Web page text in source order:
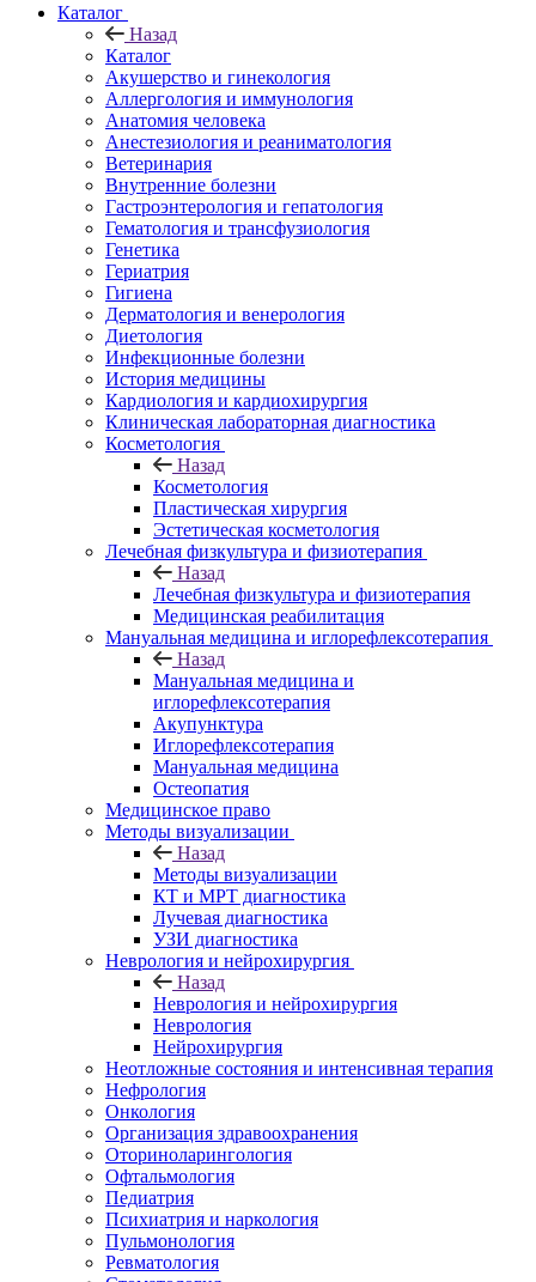
Каталог
Назад
Каталог
Акушерство и гинекология
Аллергология и иммунология
Анатомия человека
Анестезиология и реаниматология
Ветеринария
Внутренние болезни
Гастроэнтерология и гепатология
Гематология и трансфузиология
Генетика
Гериатрия
Гигиена
Дерматология и венерология
Диетология
Инфекционные болезни
История медицины
Кардиология и кардиохирургия
Клиническая лабораторная диагностика
Косметология
Назад
Косметология
Пластическая хирургия
Эстетическая косметология
Лечебная физкультура и физиотерапия
Назад
Лечебная физкультура и физиотерапия
Медицинская реабилитация
Мануальная медицина и иглорефлексотерапия
Назад
Мануальная медицина и
иглорефлексотерапия
Акупунктура
Иглорефлексотерапия
Мануальная медицина
Остеопатия
Медицинское право
Методы визуализации
Назад
Методы визуализации
КТ и МРТ диагностика
Лучевая диагностика
УЗИ диагностика
Неврология и нейрохирургия
Назад
Неврология и нейрохирургия
Неврология
Нейрохирургия
Неотложные состояния и интенсивная терапия
Нефрология
Онкология
Организация здравоохранения
Оториноларингология
Офтальмология
Педиатрия
Психиатрия и наркология
Пульмонология
Ревматология